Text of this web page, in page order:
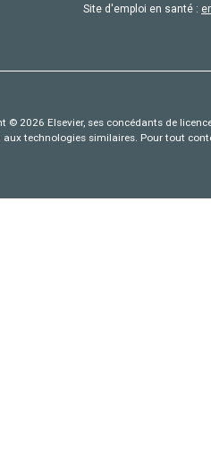
Site d'emploi en santé :
© 2026 Elsevier, ses concédants de
technologies similaires. Pour tout